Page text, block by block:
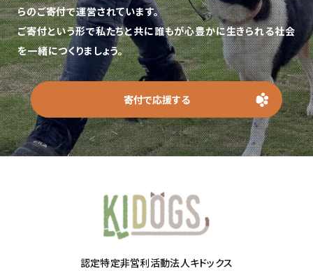
らのご寄付で運営されています。
ご寄付という形で私たちと共に誰もが心豊かに生きられる社会
を一緒につくりましょう。
寄付で応援する
認定特定非営利活動法人キドックス